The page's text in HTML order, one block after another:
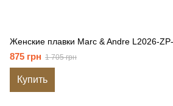
Женские плавки Marc & Andre L2026-
875 грн 1 705 грн
Купить